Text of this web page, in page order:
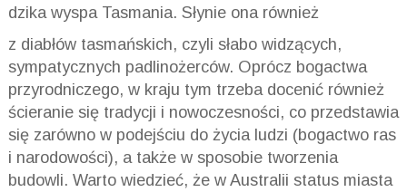
dzika wyspa Tasmania. Słynie ona również
z diabłów tasmańskich, czyli słabo widzących,
sympatycznych padlinożerców. Oprócz bogactwa
przyrodniczego, w kraju tym trzeba docenić również
ścieranie się tradycji i nowoczesności, co przedstawia
się zarówno w podejściu do życia ludzi (bogactwo ras
i narodowości), a także w sposobie tworzenia
budowli. Warto wiedzieć, że w Australii status miasta